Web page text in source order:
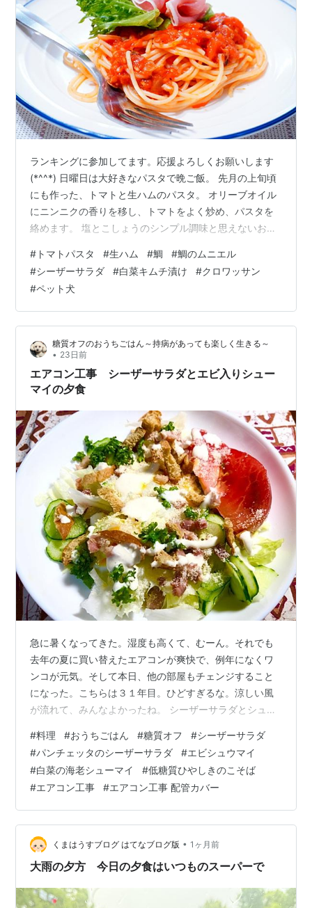
ランキングに参加してます。応援よろしくお願いします
(*^^*) 日曜日は大好きなパスタで晩ご飯。 先月の上旬頃
にも作った、トマトと生ハムのパスタ。 オリーブオイル
にニンニクの香りを移し、トマトをよく炒め、パスタを
絡めます。 塩とこしょうのシンプル調味と思えないおい
と、 加熱して別のうま味成分も生成され、これらが相ま
っておいしさアップするそう＾＾ ほどよい塩けがトマト
パスタによく合う、生ハムをのせていただきました。 🍴
７月19日の献立 ・トマトと生ハムのパスタ ・鯛のムニエ
ル ・レタスとゆで卵のシーザーサラダ ・厚揚げのキムチ
ーズ焼き ・かぼち…
# トマトパスタ #生ハム #鯛 #鯛のムニエル
#シーザーサラダ #白菜キムチ漬け #クロワッサン
#ペット犬
糖質オフのおうちごはん～持病があっても楽しく生きる～
• 23日前
エアコン工事 シーザーサラダとエビ入りシュー
マイの夕食
急に暑くなってきた。湿度も高くて、むーん。それでも
去年の夏に買い替えたエアコンが爽快で、例年になくワ
ンコが元気。そして本日、他の部屋もチェンジすること
になった。こちらは３１年目。ひどすぎるな。涼しい風
が流れて、みんなよかったね。 シーザーサラダとシュー
食 パンチェッタのシーザーサラダ エビ入りシューマイ
昼食 低糖質冷きのこそば ひとこと エアコン工事 室外機
への配管にカバー 夕食 パンチェッタのシーザーサラダ
〇パンチェッタ・レタス・キュウリ・トマト・ブランパ
ン 〇ドレッシング：マヨネーズ・ニンニク・粉チーズ・
酢・オリーブオイル・塩・コシ…
#料理 #おうちごはん #糖質オフ #シーザーサラダ
#パンチェッタのシーザーサラダ #エビシュウマイ
#白菜の海老シューマイ #低糖質ひやしきのこそば
#エアコン工事 #エアコン工事 配管カバー
くまはうすブログ はてなブログ版 • 1ヶ月前
大雨の夕方 今日の夕食はいつものスーパーで